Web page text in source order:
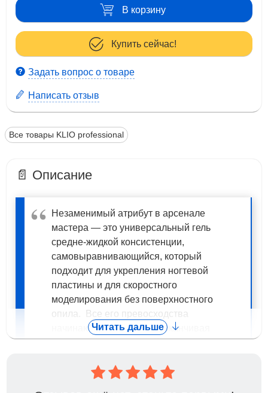
В корзину
Купить сейчас!
Задать вопрос о товаре
Написать отзыв
Все товары KLIO professional
📄 Описание
Незаменимый атрибут в арсенале
мастера — это универсальный гель
средне-жидкой консистенции,
самовыравнивающийся, который
подходит для укрепления ногтевой
пластины и для скоростного
моделирования без поверхностного
опила. Все его превосходства
начинаются с упаковки, заканчивая
носибельностью и устойчивостью
Читать дальше